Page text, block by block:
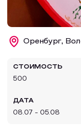
Образовательный
Маршруты от
Все маршруты
Доступная среда
Оренбург,
СТОИМОСТЬ
500
ДАТА
08.07 - 05.08